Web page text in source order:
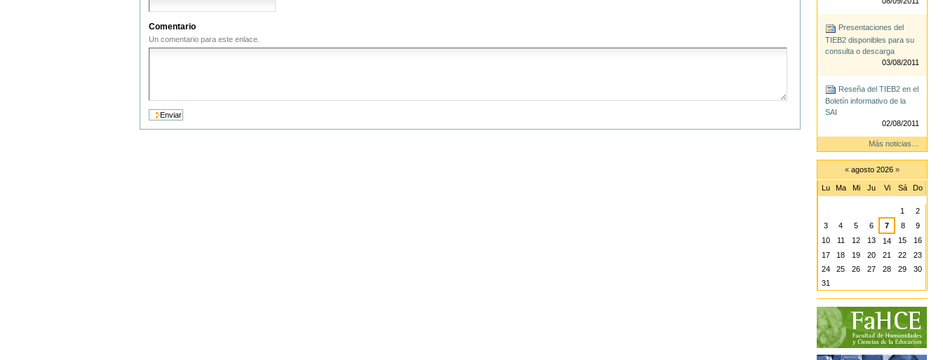
Comentario
Un comentario para este enlace.
Presentaciones del
TIEB2 disponibles para su
consulta o descarga
03/08/2011
Reseña del TIEB2 en el
Boletín informativo de la
SAI
02/08/2011
Más noticias…
«agosto 2026 »
Lu Ma Mi Ju Vi Sá Do
1
2
3
4 5 6 7 8
9
10
11 12 13 14 15
16
17
18 19 20 21 22
23
24
25 26 27 28 29
30
31